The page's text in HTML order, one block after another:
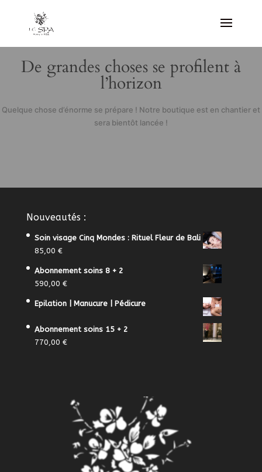
De grandes choses se profilent à
l’horizon
Quelque chose d’énorme se prépare ! Notre boutique est en chantier et
sera bientôt lancée !
Nouveautés :
Soin visage Cinq Mondes : Rituel Fleur de Bali
85,00 €
Abonnement soins 8 + 2
590,00 €
Epilation | Manucure | Pédicure
Abonnement soins 15 + 2
770,00 €